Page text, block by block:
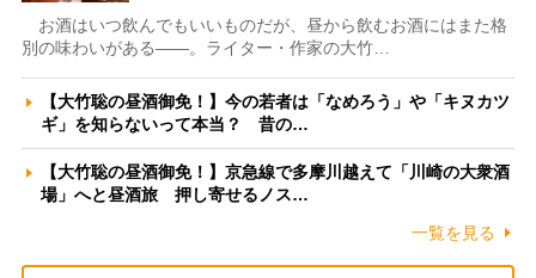
お酒はいつ飲んでもいいものだが、昼から飲むお酒にはまた格
別の味わいがある――。ライター・作家の大竹…
【大竹聡の昼酒御免！】今の若者は「なめろう」や「キヌカツ
ギ」を知らないって本当？ 昔の…
【大竹聡の昼酒御免！】京急線で多摩川越えて「川崎の大衆酒
場」へと昼酒旅 押し寄せるノス…
一覧を見る